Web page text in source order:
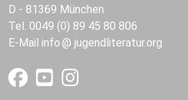
D - 81369 München
Tel. 0049 (0) 89 45 80 806
E-Mail info jugendliteratur.org